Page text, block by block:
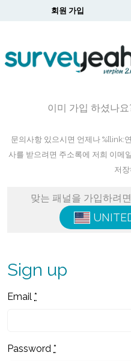
회원 가입
이미 가입 하셨나요
문의사항 있으시면 언제나 %{link:
사를 받으려면 주소록에 저희 이메
저장
맞는 패널을 가입하려
Sign up
Email *
Password *